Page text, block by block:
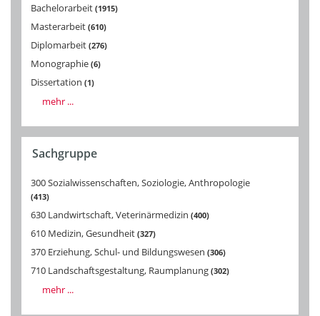
Bachelorarbeit 1915
Masterarbeit 610
Diplomarbeit 276
Monographie 6
Dissertation 1
mehr ...
Sachgruppe
300 Sozialwissenschaften, Soziologie, Anthropologie
413
630 Landwirtschaft, Veterinärmedizin 400
610 Medizin, Gesundheit 327
370 Erziehung, Schul- und Bildungswesen 306
710 Landschaftsgestaltung, Raumplanung 302
mehr ...